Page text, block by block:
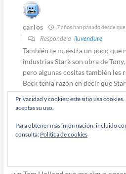
carlos 7 años han pasado desde
Responde a iluvendure
También te muestra un poco que
industrias Stark son obra de
pero algunas cositas también les
Beck tenía razón en decir que
como para sacarle todo el
holográfica)
Privacidad y cookies: este sitio usa
aceptas su uso.
Para obtener más información, incluido
consulta: Política de cookies